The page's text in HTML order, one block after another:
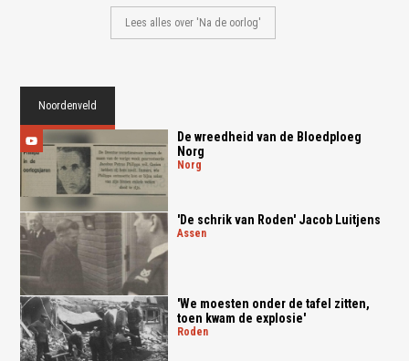
Lees alles over 'Na de oorlog'
Noordenveld
De wreedheid van de Bloedploeg
Norg
norg
'De schrik van Roden' Jacob Luitjens
assen
'We moesten onder de tafel zitten,
toen kwam de explosie'
roden